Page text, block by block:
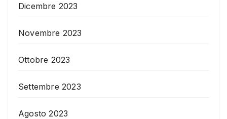
Dicembre 2023
Novembre 2023
Ottobre 2023
Settembre 2023
Agosto 2023